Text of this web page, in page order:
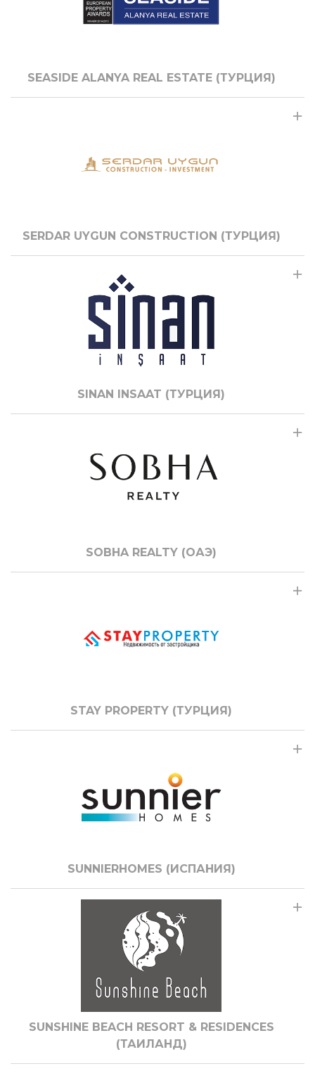
SEASIDE ALANYA REAL ESTATE (ТУРЦИЯ)
SERDAR UYGUN CONSTRUCTION (ТУРЦИЯ)
SINAN INSAAT (ТУРЦИЯ)
SOBHA REALTY (ОАЭ)
STAY PROPERTY (ТУРЦИЯ)
SUNNIERHOMES (ИСПАНИЯ)
SUNSHINE BEACH RESORT & RESIDENCES
(ТАИЛАНД)